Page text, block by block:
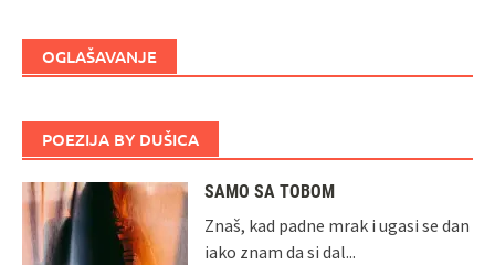
OGLAŠAVANJE
POEZIJA BY DUŠICA
SAMO SA TOBOM
Znaš, kad padne mrak i ugasi se dan
iako znam da si dal...